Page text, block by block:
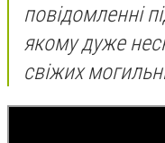
повідомленні
якому дуже
свіжих